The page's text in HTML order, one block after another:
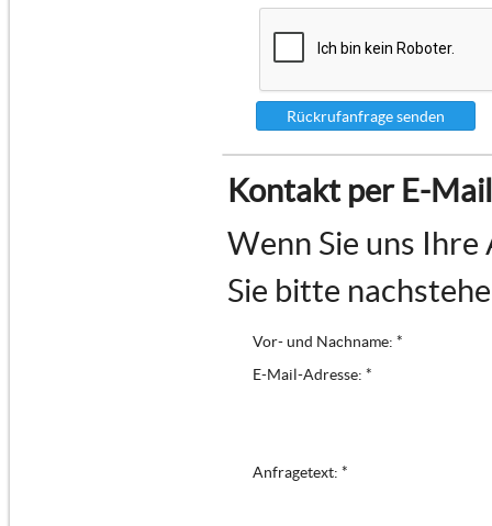
Rückrufanfrage senden
Kontakt per E-Mail
Wenn Sie uns
Sie bitte
Vor- und Nachname: *
E-Mail-Adresse: *
Anfragetext: *